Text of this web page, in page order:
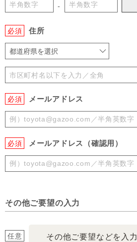
-
必須 住所
都道府県を選択
必須 メールアドレス
必須 メールアドレス（確認用）
その他ご要望の入力
任意 その他ご要望などを入力